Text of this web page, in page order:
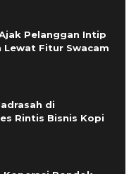
Pelanggan Intip
Lewat Fitur Swacam
di
Rintis Bisnis Kopi